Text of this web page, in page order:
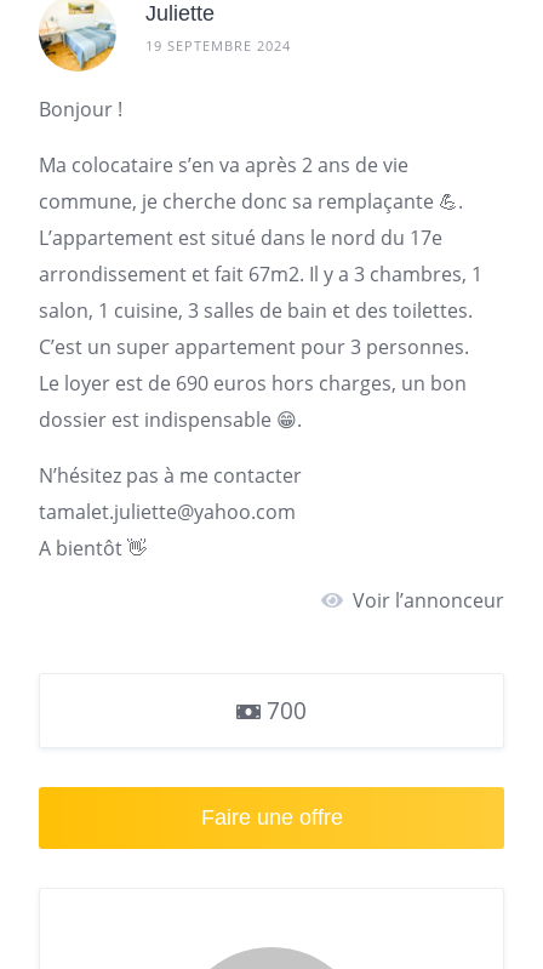
Juliette
19 SEPTEMBRE 2024
Bonjour !
Ma colocataire s’en va après 2 ans de vie
commune, je cherche donc sa remplaçante 💪.
L’appartement est situé dans le nord du 17e
arrondissement et fait 67m2. Il y a 3 chambres, 1
salon, 1 cuisine, 3 salles de bain et des toilettes.
C’est un super appartement pour 3 personnes.
Le loyer est de 690 euros hors charges, un bon
dossier est indispensable 😁.
N’hésitez pas à me contacter
tamalet.juliette@yahoo.com
A bientôt 👋
Voir l’annonceur
700
Faire une offre